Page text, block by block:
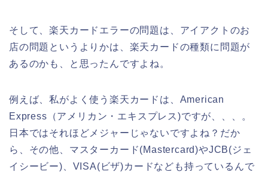
そして、楽天カードエラーの問題は、アイアクトのお
店の問題というよりかは、楽天カードの種類に問題が
あるのかも、と思ったんですよね。
例えば、私がよく使う楽天カードは、American
Express（アメリカン・エキスプレス)ですが、、、。
日本ではそれほどメジャーじゃないですよね？だか
ら、その他、マスターカード(Mastercard)やJCB(ジェ
イシービー)、VISA(ビザ)カードなども持っているんで